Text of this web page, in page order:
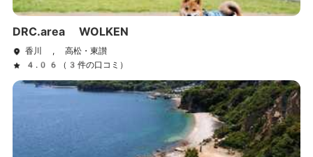
DRC.area WOLKEN
香川 , 高松・東讃
4.06（3件の口コミ）